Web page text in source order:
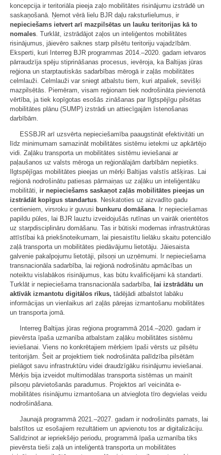
koncepcija ir teritoriāla pieeja zaļo mobilitātes risinājumu izstrādē un
saskaņošanā. Ņemot vērā lielu BJR daļu raksturlielumus, ir
nepieciešams ietvert arī mazpilsētas un lauku teritorijas kā to
nomales. Turklāt, izstrādājot zaļos un inteliģentos mobilitātes
risinājumus, jāievēro saiknes starp pilsētu teritoriju vajadzībām.
Eksperti, kuri Interreg BJR programmas 2014.–2020. gadam ietvaros
pārraudzīja spēju stiprināšanas procesus, ievēroja, ka Baltijas jūras
reģiona un starptautiskās sadarbības mērogā ir zaļās mobilitātes
celmlauži. Celmlauži var sniegt atbalstu tiem, kuri atpaliek, sevišķi
mazpilsētās. Piemēram, visam reģionam tiek nodrošināta pievienotā
vērtība, ja tiek kopīgotas esošās zināšanas par Ilgtspējīgu pilsētas
mobilitātes plānu (SUMP) izstrādi un attiecīgajām īstenošanas
darbībām.
ESSBJR arī uzsvērta nepieciešamība paaugstināt efektivitāti un
līdz minimumam samazināt mobilitātes sistēmu ietekmi uz apkārtējo
vidi. Zaļāku transporta un mobilitātes sistēmu ieviešanai ar
paļaušanos uz valsts mēroga un reģionālajām darbībām nepietiks.
Ilgtspējīgas mobilitātes pieejas un mērķi Baltijas valstīs atšķiras. Lai
reģionā nodrošinātu patiesas pārmaiņas uz zaļāku un inteliģentāku
mobilitāti, ir nepieciešams saskaņot zaļās mobilitātes pieejas un
izstrādāt kopīgus standartus. Neskatoties uz aizvadīto gadu
centieniem, virsroku ir guvusi bunkuru domāšana. Ir nepieciešamas
papildu pūles, lai BJR lauztu izveidojušās rutīnas un vairāk orientētos
uz starpdisciplināru domāšanu. Tas ir būtiski modernas infrastruktūras
attīstībai kā priekšnoteikumam, lai piesaistītu lielāku skaitu potenciālo
zaļā transporta un mobilitātes piedāvājumu lietotāju. Jāiesaista
galvenie pakalpojumu lietotāji, pilsoņi un uzņēmumi. Ir nepieciešama
transnacionāla sadarbība, lai reģionā nodrošinātu apmācības un
noteiktu vislabākos risinājumus, kas būtu kvalificējami kā standarti.
Turklāt ir nepieciešama transnacionāla sadarbība, lai izstrādātu un
aktīvāk izmantotu digitālos rīkus, tādējādi atbalstot labāku
informācijas un vienlaikus arī zaļās pārejas izmantošanu mobilitātes
un transporta jomā.
Interreg Baltijas jūras reģiona programmā 2014.–2020. gadam ir
pievērsta īpaša uzmanība atbalstam zaļāku mobilitātes sistēmu
ieviešanai. Viens no konkrētajiem mērķiem īpaši vērsts uz pilsētu
teritorijām. Šeit ar projektiem tiek nodrošināta palīdzība pilsētām
pielāgot savu infrastruktūru videi draudzīgāku risinājumu ieviešanai.
Mērķis bija izveidot multimodālas transporta sistēmas un mainīt
pilsoņu pārvietošanās paradumus. Projektos arī veicināta e-
mobilitātes risinājumu izmantošana un atvieglota tīro degvielas veidu
nodrošināšana.
Jaunajā programmā 2021.–2027. gadam ir nodrošināts pamats, lai
balstītos uz esošajiem rezultātiem un apvienotu tos ar digitalizāciju.
Salīdzinot ar iepriekšējo periodu, programmā īpaša uzmanība tiks
pievērsta tieši zaļā un inteliģentā transporta un mobilitātes